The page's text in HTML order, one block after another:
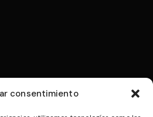
consentimiento